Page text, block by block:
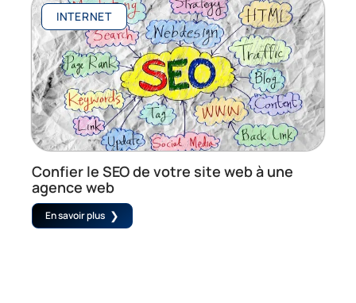
INTERNET
Confier le SEO de votre site web à une
agence web
En savoir plus